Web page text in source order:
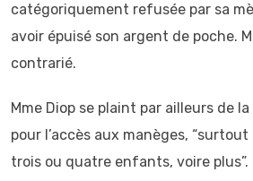
catégoriquement refusée par sa
avoir épuisé son argent de poche.
contrarié.
Mme Diop se plaint par ailleurs de
pour l’accès aux manèges,
trois ou quatre enfants, voire plus”.